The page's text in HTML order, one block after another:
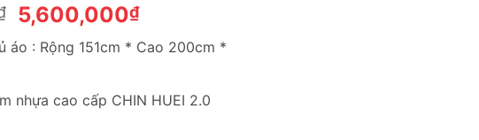
Giá
gốc
là:
5,600,000₫Giá
hiện
tại
5,600,000₫.
áo : Rộng 151cm * Cao 200cm *
nhựa cao cấp CHIN HUEI 2.0